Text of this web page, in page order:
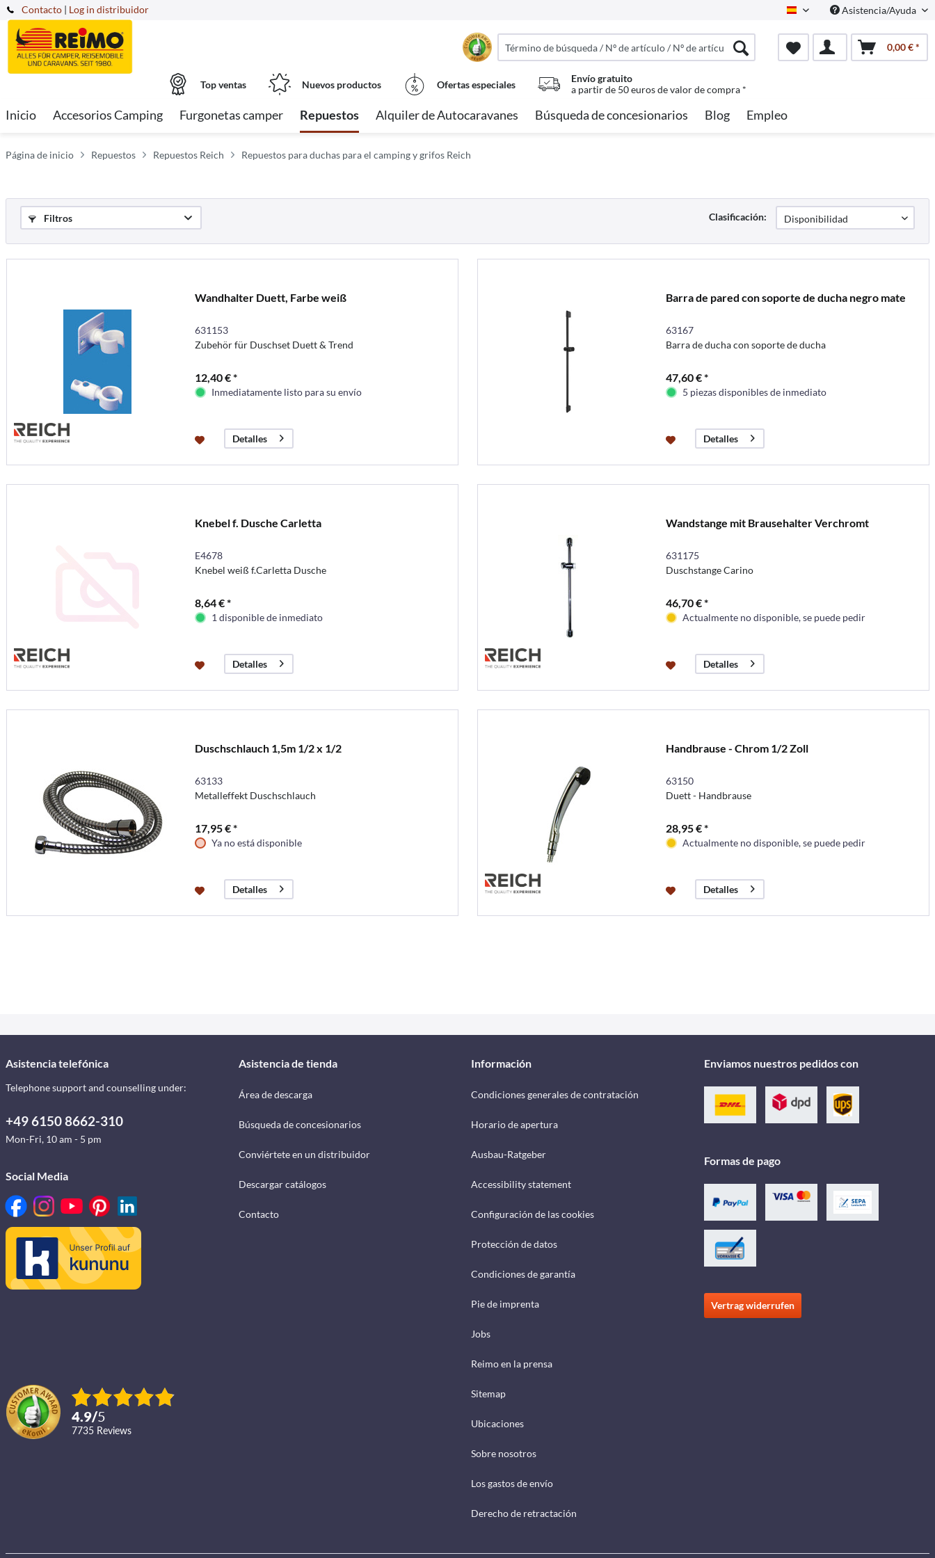
Contacto Spanisch Asistencia/Ayuda
| Log in distribuidor
0,00 € *
Top ventas Nuevos productos Ofertas especiales
Envío gratuito
a partir de 50 euros de valor de compra *
Inicio Accesorios Camping Furgonetas camper Repuestos Alquiler de Autocaravanes Búsqueda de concesionarios Blog Empleo
Página de inicio Repuestos Repuestos Reich Repuestos para duchas para el camping y grifos Reich
Filtros Clasificación:
Wandhalter Duett, Farbe weiß
631153
Zubehör für Duschset Duett & Trend
12,40 € *
Inmediatamente listo para su envío
Detalles
Barra de pared con soporte de ducha negro mate
63167
Barra de ducha con soporte de ducha
47,60 € *
5 piezas disponibles de inmediato
Detalles
Knebel f. Dusche Carletta
E4678
Knebel weiß f.Carletta Dusche
8,64 € *
1 disponible de inmediato
Detalles
Wandstange mit Brausehalter Verchromt
631175
Duschstange Carino
46,70 € *
Actualmente no disponible, se puede pedir
Detalles
Duschschlauch 1,5m 1/2 x 1/2
63133
Metalleffekt Duschschlauch
17,95 € *
Ya no está disponible
Detalles
Handbrause - Chrom 1/2 Zoll
63150
Duett - Handbrause
28,95 € *
Actualmente no disponible, se puede pedir
Detalles
Asistencia telefónica
Telephone support and counselling under:
+49 6150 8662-310
Mon-Fri, 10 am - 5 pm
Social Media
4.9/5
7735 reviews
Asistencia de tienda
Área de descarga
Búsqueda de concesionarios
Conviértete en un distribuidor
Descargar catálogos
Contacto
Información
Condiciones generales de contratación
Horario de apertura
Ausbau-Ratgeber
Accessibility statement
Configuración de las cookies
Protección de datos
Condiciones de garantía
Pie de imprenta
Jobs
Reimo en la prensa
Sitemap
Ubicaciones
Sobre nosotros
Los gastos de envío
Derecho de retractación
Enviamos nuestros pedidos con
Formas de pago
Vertrag widerrufen